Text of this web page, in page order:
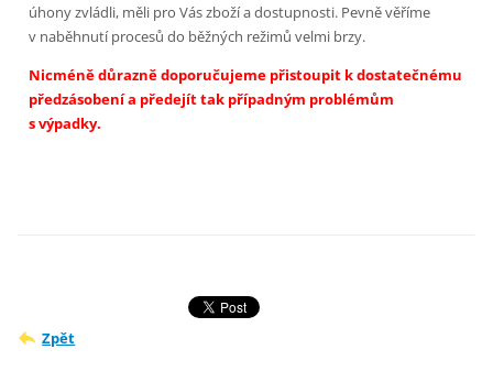
úhony zvládli, měli pro Vás zboží a dostupnosti. Pevně věříme
v naběhnutí procesů do běžných režimů velmi brzy.
Nicméně důrazně doporučujeme přistoupit k dostatečnému
předzásobení a předejít tak případným problémům
s výpadky.
Zpět